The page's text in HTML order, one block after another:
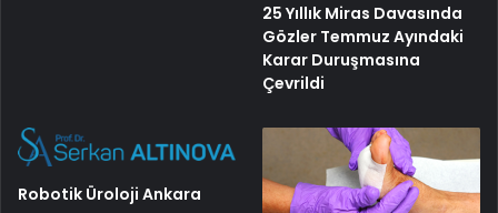
25 Yıllık Miras Davasında
Gözler Temmuz Ayındaki
Karar Duruşmasına
Çevrildi
Robotik Üroloji Ankara